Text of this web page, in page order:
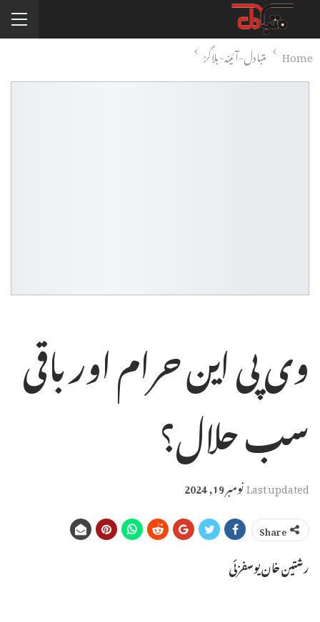
Home متبادل-آئینہ-بلاگز
وی پی این حرام اور باقی
سب حلال؟
Last updatedنومبر 19, 2024
Share
رشتین خان یوسفزئی